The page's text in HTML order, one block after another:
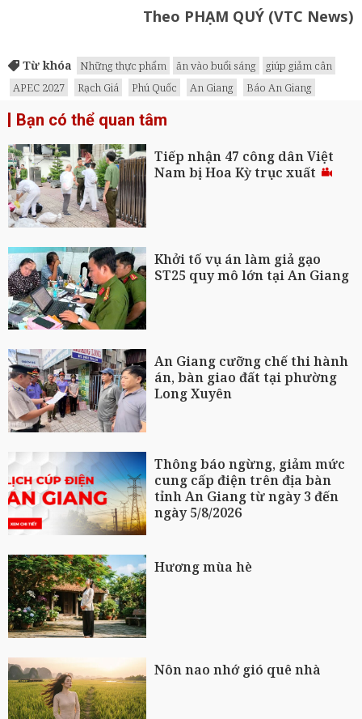
Theo PHẠM QUÝ (VTC News)
Từ khóa Những thực phẩm ăn vào buổi sáng
giúp giảm cân
APEC 2027
Rạch Giá Phú Quốc An Giang Báo An Giang
Bạn có thể quan tâm
Tiếp nhận 47 công dân Việt
Nam bị Hoa Kỳ trục xuất
Khởi tố vụ án làm giả gạo
ST25 quy mô lớn tại An Giang
An Giang cưỡng chế thi hành
án, bàn giao đất tại phường
Long Xuyên
Thông báo ngừng, giảm mức
cung cấp điện trên địa bàn
tỉnh An Giang từ ngày 3 đến
ngày 5/8/2026
Hương mùa hè
Nôn nao nhớ gió quê nhà